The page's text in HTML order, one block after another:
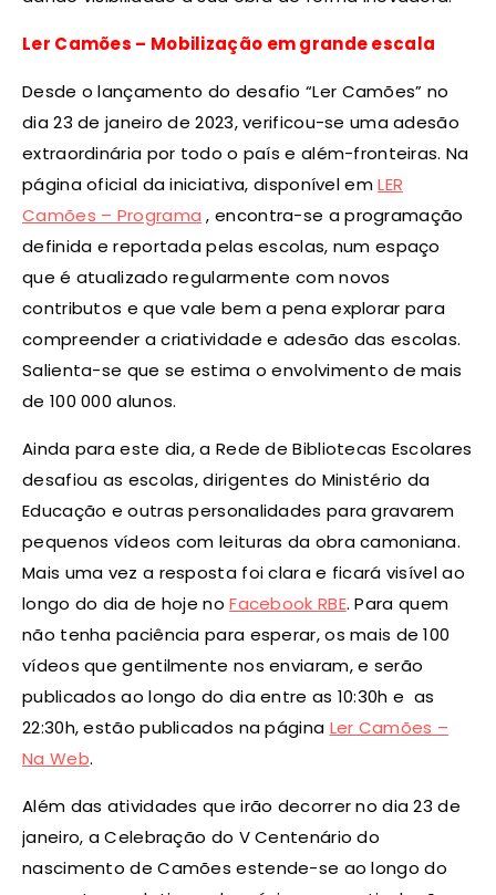
Ler Camões – Mobilização em grande escala
Desde o lançamento do desafio “Ler Camões” no
dia 23 de janeiro de 2023, verificou-se uma adesão
extraordinária por todo o país e além-fronteiras. Na
página oficial da iniciativa, disponível emLER
Camões – Programa , encontra-se a programação
definida e reportada pelas escolas, num espaço
que é atualizado regularmente com novos
contributos e que vale bem a pena explorar para
compreender a criatividade e adesão das escolas.
Salienta-se que se estima o envolvimento de mais
de 100 000 alunos.
Ainda para este dia, a Rede de Bibliotecas Escolares
desafiou as escolas, dirigentes do Ministério da
Educação e outras personalidades para gravarem
pequenos vídeos com leituras da obra camoniana.
Mais uma vez a resposta foi clara e ficará visível ao
longo do dia de hoje noFacebook RBE. Para quem
não tenha paciência para esperar, os mais de 100
vídeos que gentilmente nos enviaram, e serão
publicados ao longo do dia entre as 10:30h e as
22:30h, estão publicados na página Ler Camões –
Na Web.
Além das atividades que irão decorrer no dia 23 de
janeiro, a Celebração do V Centenário do
nascimento de Camões estende-se ao longo do